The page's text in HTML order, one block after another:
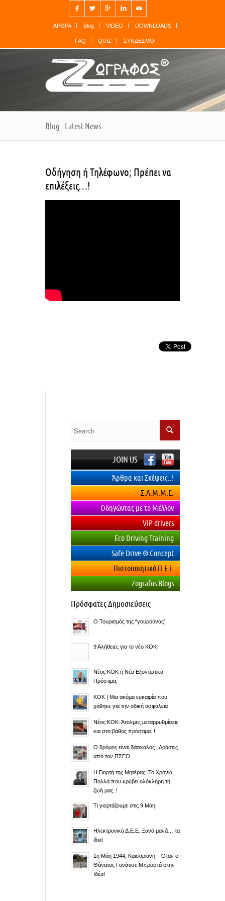
    ✉
ΑΡΘΡΑ Blog VIDEO DOWNLOADS
FAQ QUIZ ΣΥΝΔΕΣΜΟΙ
Blog - Latest News
Οδήγηση ή Τηλέφωνο; Πρέπει να
επιλέξεις…!
JOIN US
Άρθρα και Σκέψεις..!
Σ.Α.Μ.Μ.Ε.
Οδηγώντας με το Μέλλον
VIP drivers
Eco Driving Training
Safe Drive ® Concept
Πιστοποιητικό Π.Ε.Ι.
Zografos Blogs
Πρόσφατες Δημοσιεύσεις
O Τουρισμός της “γουρούνας”
9 Αλήθειες για το νέο ΚΟΚ
Νέος ΚΟΚ ή Νέα Εξοντωτικά
Πρόστιμα;
ΚΟΚ | Μια ακόμα ευκαιρία που
χάθηκε για την οδική ασφάλεια
Νέος ΚΟΚ: Άτολμες μεταρρυθμίσεις
και στο βάθος πρόστιμα..!
Ο δρόμος είναι δάσκαλος | Δράσεις
από τον ΠΣΕΟ
Η Γιορτή της Μητέρας. Το Χρόνια
Πολλά που κρύβει ολόκληρη τη
ζωή μας..!
Τι γιορτάζουμε στις 9 Μάη;
Ηλεκτρονικό Δ.Ε.Ε. Ξανά μανά… τα
ίδια!
1η Μάη 1944, Καισαριανή – Όταν ο
Θάνατος Γονάτισε Μπροστά στην
Ιδέα!